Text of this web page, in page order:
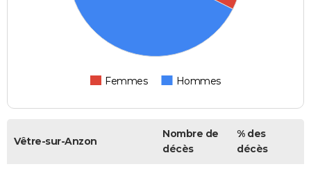
Femmes Hommes
Vêtre-sur-Anzon
Nombre de
décès
% des
décès